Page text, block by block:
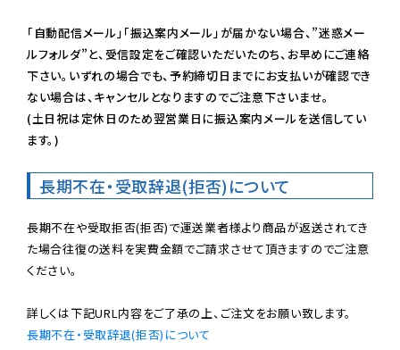
「自動配信メール」「振込案内メール」が届かない場合、”迷惑メー
ルフォルダ”と、受信設定をご確認いただいたのち、お早めにご連絡
下さい。いずれの場合でも、予約締切日までにお支払いが確認でき
ない場合は、キャンセルとなりますのでご注意下さいませ。
(土日祝は定休日のため翌営業日に振込案内メールを送信してい
ます。)
長期不在・受取辞退(拒否)について
長期不在や受取拒否(拒否)で運送業者様より商品が返送されてき
た場合往復の送料を実費金額でご請求させて頂きますのでご注意
ください。
長期不在・受取辞退(拒否)について